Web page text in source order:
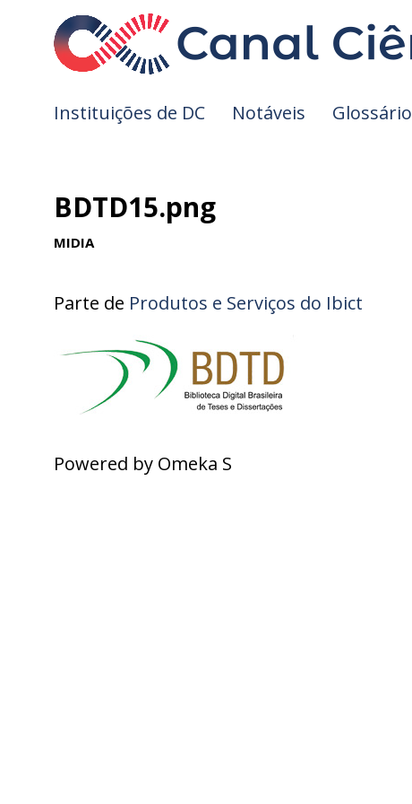
Instituições de DC Notáveis Glossário
BDTD15.png
MIDIA
Parte de Produtos e Serviços do Ibict
Powered by Omeka S